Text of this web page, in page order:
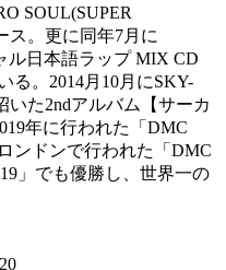
SOUL(SUPER
ス。更に同年7月に
ル日本語ラップ MIX CD
る。2014月10月にSKY-
た2ndアルバム【サーカ
年に行われた「DMC
ンドンで行われた「DMC
」でも優勝し、世界一の